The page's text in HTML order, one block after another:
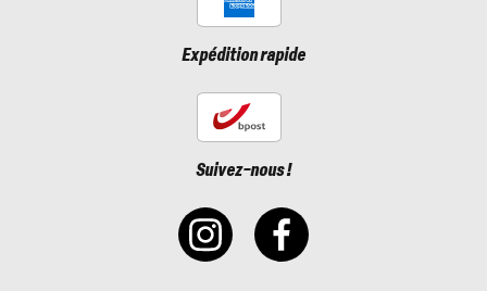
Expédition rapide
Suivez-nous !